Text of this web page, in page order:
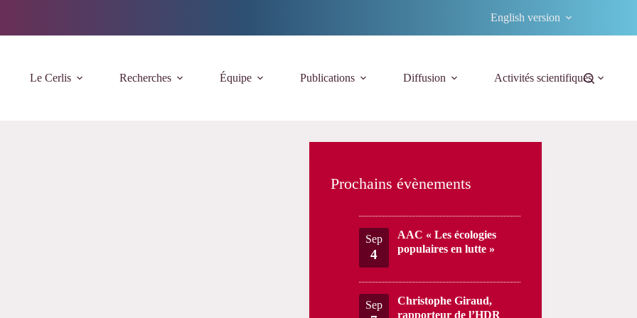
English version
Le Cerlis Recherches Équipe Publications Diffusion Activités scientifiques
Prochains évènements
Sep
4
AAC « Les écologies
populaires en lutte »
Sep
Christophe Giraud,
rapporteur de l’HDR